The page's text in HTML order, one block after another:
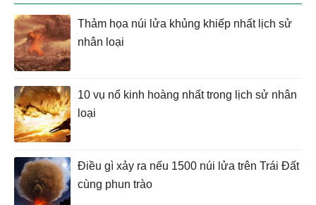
Thảm họa núi lửa khủng khiếp nhất lịch sử
nhân loại
10 vụ nổ kinh hoàng nhất trong lịch sử nhân
loại
Điều gì xảy ra nếu 1500 núi lửa trên Trái Đất
cùng phun trào